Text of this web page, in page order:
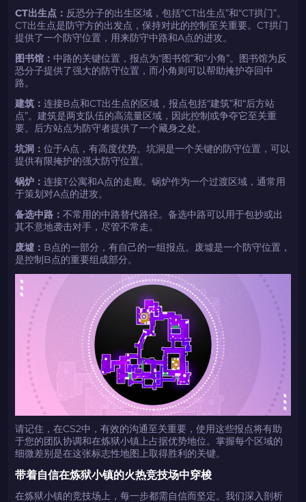
CT出生点： 反恐分子的出生区域，包括“CT出生点”和“CT拱门”。
CT出生点是防守方的出发点，保持对此的控制至关重要。CT拱门
提供了一个防守位置，用来防守中路和A点的进攻。
图书馆： 中路的关键位置，报点为“图书馆”和“小角”。图书馆为反
恐分子提供了强大的防守位置，而小角则可以帮助掩护夺回中
路。
建筑： 连接B点和CT出生点的区域，报点包括“建筑”和“后方站
点”。建筑是两支队伍的高流量区域，因此控制或争夺它至关重
要。后方站点为防守者提供了一个藏身之处。
坑洞： 位于A点，有高度优势。坑洞是一个关键的防守位置，可以
提供有限掩护的强大防守位置。
锅炉： 连接T公寓和A点的走廊。锅炉作为一个过渡区域，通常用
于策划对A点的进攻。
备选中路： 不常用的中路替代路径。备选中路可以用于包抄或出
其不意地袭击对手，尽管不常走。
废墟： B点的一部分，有自己的一组报点。废墟是一个防守位置，
是控制B点的重要组成部分。
请记住，在CS2中，有效的沟通至关重要，使用这些报点将有助
于您的团队协调和在炼狱小镇上占据优势地位。掌握每个区域的
细微差别是在这张标志性地图上取得胜利的关键。
带着自信在炼狱小镇的火热竞技场中穿梭
在炼狱小镇的竞技场上，每一步都需自信而坚定。我们深入剖析